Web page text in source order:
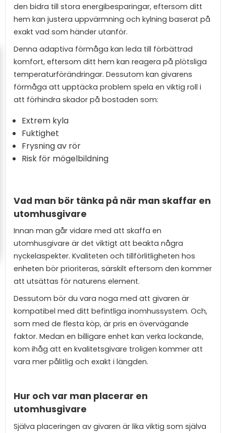
den bidra till stora energibesparingar, eftersom ditt
hem kan justera uppvärmning och kylning baserat på
exakt vad som händer utanför.
Denna adaptiva förmåga kan leda till förbättrad
komfort, eftersom ditt hem kan reagera på plötsliga
temperaturförändringar. Dessutom kan givarens
förmåga att upptäcka problem spela en viktig roll i
att förhindra skador på bostaden som:
Extrem kyla
Fuktighet
Frysning av rör
Risk för mögelbildning
Vad man bör tänka på när man skaffar en
utomhusgivare
Innan man går vidare med att skaffa en
utomhusgivare är det viktigt att beakta några
nyckelaspekter. Kvaliteten och tillförlitligheten hos
enheten bör prioriteras, särskilt eftersom den kommer
att utsättas för naturens element.
Dessutom bör du vara noga med att givaren är
kompatibel med ditt befintliga inomhussystem. Och,
som med de flesta köp, är pris en övervägande
faktor. Medan en billigare enhet kan verka lockande,
kom ihåg att en kvalitetsgivare troligen kommer att
vara mer pålitlig och exakt i längden.
Hur och var man placerar en
utomhusgivare
Själva placeringen av givaren är lika viktig som själva